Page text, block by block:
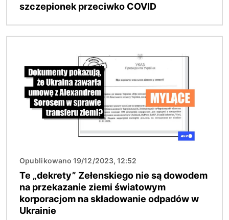
szczepionek przeciwko COVID
Opublikowano 19/12/2023, 12:52
Te „dekrety” Zełenskiego nie są dowodem
na przekazanie ziemi światowym
korporacjom na składowanie odpadów w
Ukrainie